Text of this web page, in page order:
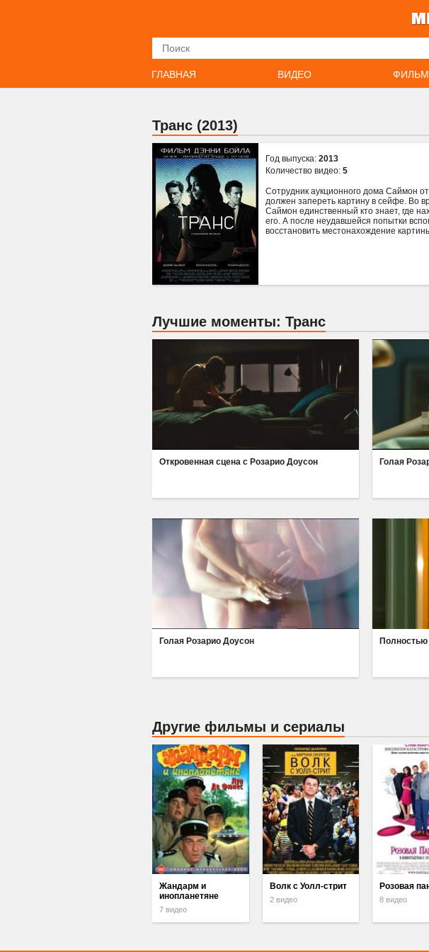
ГЛАВНАЯ ВИДЕО
Транс (2013)
Год выпуска: 2013
Количество видео: 5
Сотрудник аукционного дома Саймон
должен запереть картину в сейфе. Во
Саймон единственный кто знает, где
его. А после неудавшейся попытки
восстановить местонахождение
Лучшие моменты: Транс
Откровенная сцена с Розарио Доусон Голая
Голая Розарио Доусон Полностью
Другие фильмы и сериалы
Жандарм и
инопланетяне
7 видео
Волк с Уолл-стрит
2 видео
Розовая
8 видео